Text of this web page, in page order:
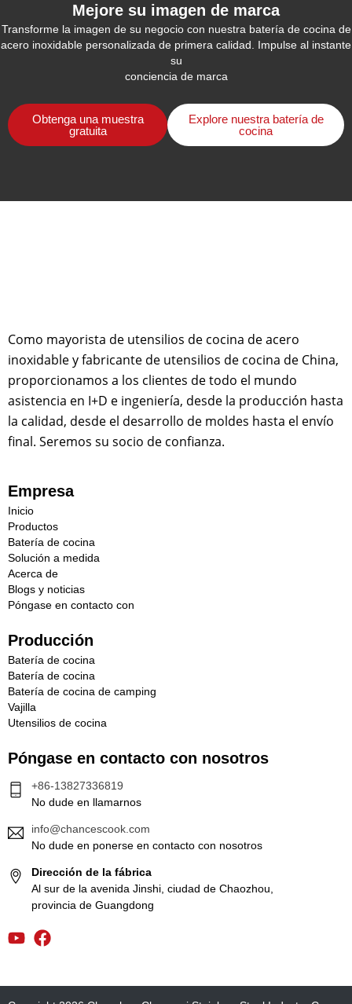
Mejore su imagen de marca
Transforme la imagen de su negocio con nuestra batería de cocina de
acero inoxidable personalizada de primera calidad. Impulse al instante
su
conciencia de marca
Obtenga una muestra
gratuita
Explore nuestra batería de
cocina
Como mayorista de utensilios de cocina de acero
inoxidable y fabricante de utensilios de cocina de China,
proporcionamos a los clientes de todo el mundo
asistencia en I+D e ingeniería, desde la producción hasta
la calidad, desde el desarrollo de moldes hasta el envío
final. Seremos su socio de confianza.
Empresa
Inicio
Productos
Batería de cocina
Solución a medida
Acerca de
Blogs y noticias
Póngase en contacto con
Producción
Batería de cocina
Batería de cocina
Batería de cocina de camping
Vajilla
Utensilios de cocina
Póngase en contacto con nosotros
+86-13827336819
No dude en llamarnos
info@chancescook.com
No dude en ponerse en contacto con nosotros
Dirección de la fábrica
Al sur de la avenida Jinshi, ciudad de Chaozhou,
provincia de Guangdong